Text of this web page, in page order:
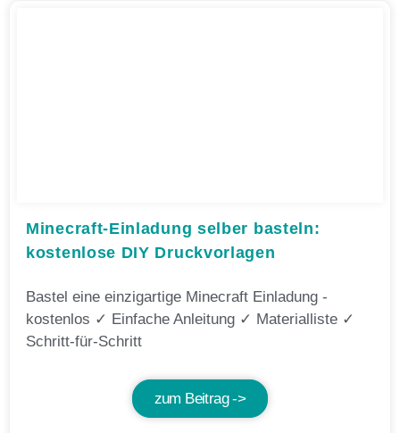
Minecraft-Einladung selber basteln:
kostenlose DIY Druckvorlagen
Bastel eine einzigartige Minecraft Einladung -
kostenlos ✓ Einfache Anleitung ✓ Materialliste ✓
Schritt-für-Schritt
zum Beitrag ->